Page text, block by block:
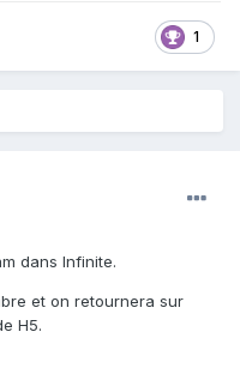
1
dans Infinite.
et on retournera sur
H5.